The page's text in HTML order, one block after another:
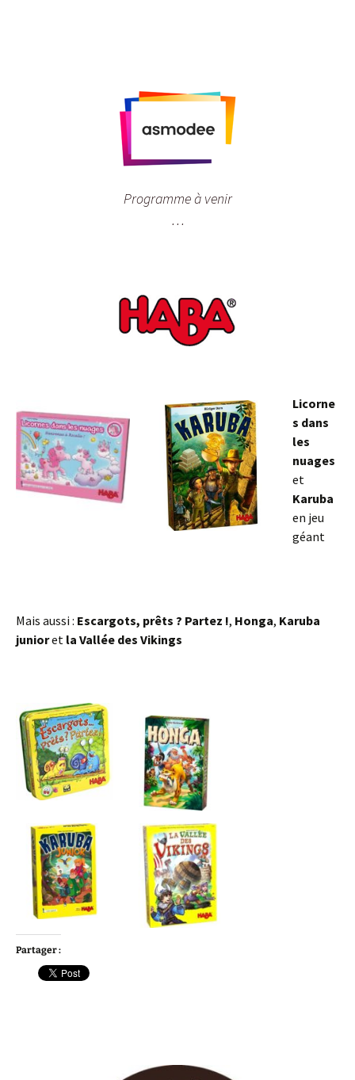
Programme à venir
…
Licorne
s dans
les
nuages
et
Karuba
en jeu
géant
Mais aussi : Escargots, prêts ? Partez !, Honga, Karuba
junioret la Vallée des Vikings
Partager :